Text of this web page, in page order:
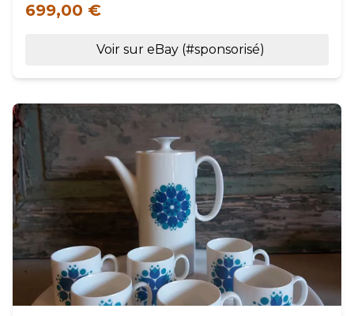
699,00 €
Voir sur eBay (#sponsorisé)